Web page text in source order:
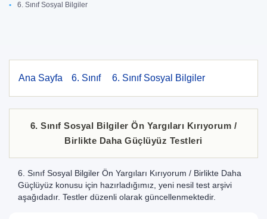
6. Sınıf Sosyal Bilgiler
Ana Sayfa 6. Sınıf 6. Sınıf Sosyal Bilgiler
6. Sınıf Sosyal Bilgiler Ön Yargıları Kırıyorum /
Birlikte Daha Güçlüyüz Testleri
6. Sınıf Sosyal Bilgiler Ön Yargıları Kırıyorum / Birlikte Daha
Güçlüyüz konusu için hazırladığımız, yeni nesil test arşivi
aşağıdadır. Testler düzenli olarak güncellenmektedir.